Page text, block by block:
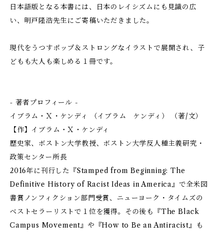
日本語版となる本書には、日本のレイシズムにも見識の広
い、明戸隆浩先生にご寄稿いただきました。
現代をうつすポップ＆ストロングなイラストで展開され、子
どもも大人も楽しめる１冊です。
- 著者プロフィール -
イブラム・Ｘ・ケンディ （イブラム ケンディ） （著/文）
【作】イブラム・Ｘ・ケンディ
歴史家、ボストン大学教授、ボストン大学反人種主義研究・
政策センター所長
2016年に刊行した『Stamped from Beginning: The
Definitive History of Racist Ideas in America』で全米図
書賞ノンフィクション部門受賞、ニューヨーク・タイムズの
ベストセラーリストで１位を獲得。その後も『The Black
Campus Movement』や『How to Be an Antiracist』も